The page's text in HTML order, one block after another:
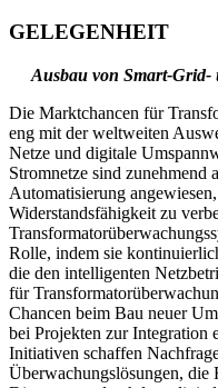
GELEGENHEIT
Ausbau von Smart-
Die Marktchancen für
eng mit der weltweiten
Netze und digitale
Stromnetze sind zunehmend
Automatisierung
Widerstandsfähigkeit zu
Rolle, indem sie
die den intelligenten
für
Chancen beim Bau neuer
bei Projekten zur Integration
Initiativen schaffen
Überwachungslösungen, die